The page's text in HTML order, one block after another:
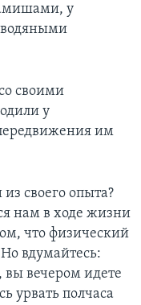
у
водяными
своими
у
им
своего опыта?
нам в ходе жизни
что физический
вдумайтесь:
вечером идете
урвать полчаса